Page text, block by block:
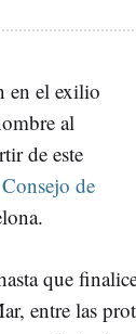
en el exilio
al
de este
Consejo de
que
entre las